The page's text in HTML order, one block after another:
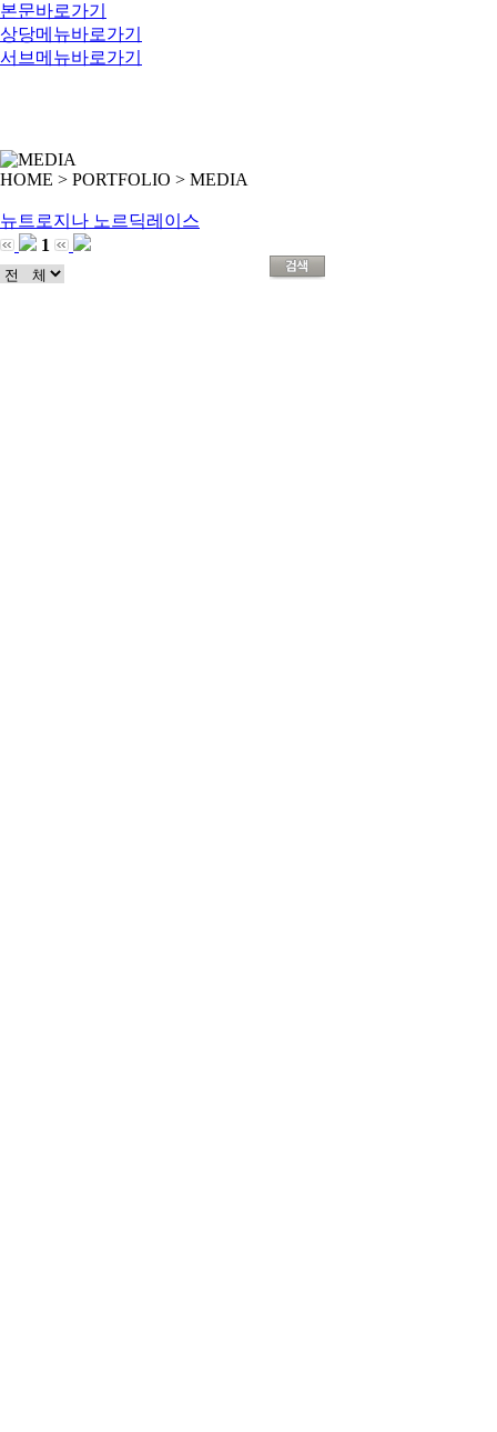
본문바로가기
상당메뉴바로가기
서브메뉴바로가기
HOME > PORTFOLIO > MEDIA
뉴트로지나 노르딕레이스
1